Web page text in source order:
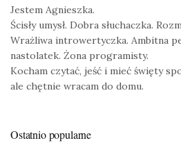
Jestem Agnieszka.
Ścisły umysł. Dobra słuchaczka.
Wrażliwa introwertyczka. Ambitna
nastolatek. Żona programisty.
Kocham czytać, jeść i mieć święty
ale chętnie wracam do domu.
Ostatnio popularne